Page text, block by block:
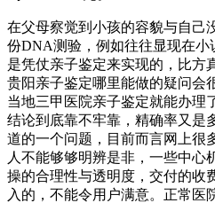
在父母察觉到小孩的容貌与自己
份DNA测验，例如往往显现在
是凭仗亲子鉴定来实现的，比方
贵阳亲子鉴定哪里能做的疑问会
当地三甲医院亲子鉴定就能办理
结论到底靠不牢靠，精确率又是
道的一个问题，目前而言网上很
人不能够够明辨是非，一些中心
操的合理性与透明度，交付的收
入的，不能令用户满意。正常医